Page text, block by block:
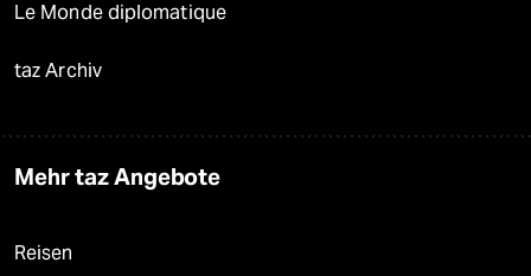
Le Monde diplomatique
taz Archiv
Mehr taz Angebote
Reisen